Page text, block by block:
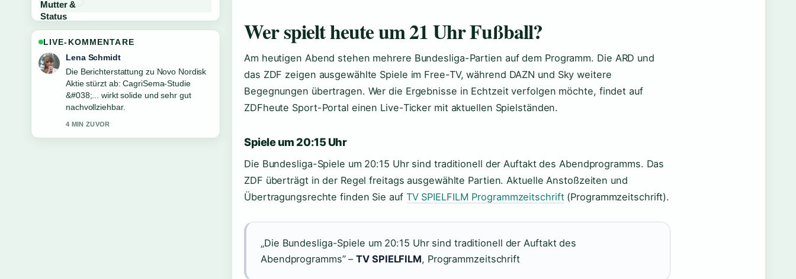
Wer spielt heute um 21 Uhr Fußball?
Am heutigen Abend stehen mehrere Bundesliga-Partien auf dem Programm. Die ARD und
das ZDF zeigen ausgewählte Spiele im Free-TV, während DAZN und Sky weitere
Begegnungen übertragen. Wer die Ergebnisse in Echtzeit verfolgen möchte, findet auf
ZDFheute Sport-Portal einen Live-Ticker mit aktuellen Spielständen.
Spiele um 20:15 Uhr
Die Bundesliga-Spiele um 20:15 Uhr sind traditionell der Auftakt des Abendprogramms. Das
ZDF überträgt in der Regel freitags ausgewählte Partien. Aktuelle Anstoßzeiten und
Übertragungsrechte finden Sie auf TV SPIELFILM Programmzeitschrift(Programmzeitschrift).
„Die Bundesliga-Spiele um 20:15 Uhr sind traditionell der Auftakt des
Abendprogramms” –TV SPIELFILM, Programmzeitschrift
LIVE-KOMMENTARE
Felix Meyer
Gute Verifikationsarbeit zu Luka Doncic:
Größe, Gehalt, Familie und mehr....
Mehr Medien sollten so schreiben.
6 MIN ZUVOR